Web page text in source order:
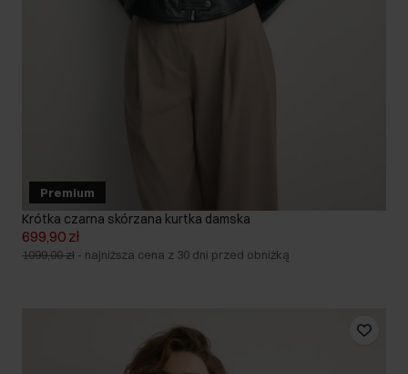
Premium
Krótka czarna skórzana kurtka damska
699,90 zł
1099,00 zł - najniższa cena z 30 dni przed obniżką